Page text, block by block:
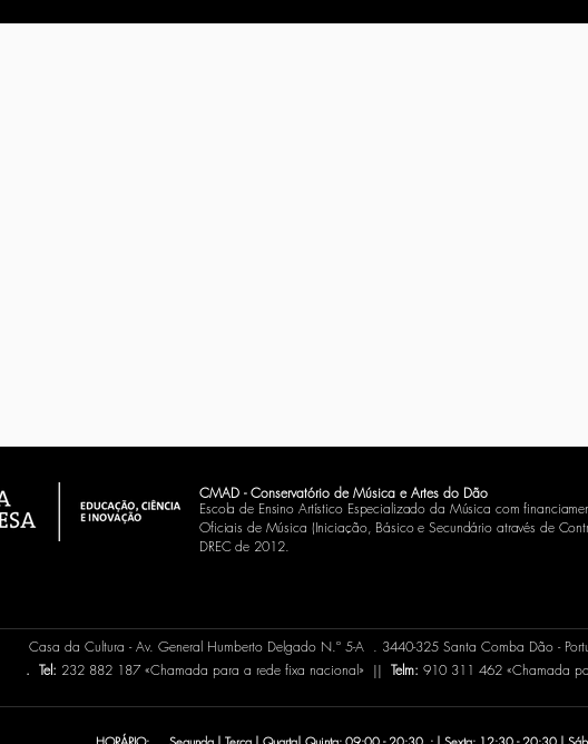
CMAD - Conservatório de Música e Artes do Dão
Escola de Ensino Artístico Especializado da Música com
Oficiais de Música (Iniciação, Básico e Secundário através de
DREC de 2012.
Casa da Cultura - Av. General Humberto Delgado N.º 5-A . 3440-325 Santa Comba Dão -
. Tel: 232 882 187 «Chamada para a rede fixa nacional» || Telm: 910 311 462 «Chamada